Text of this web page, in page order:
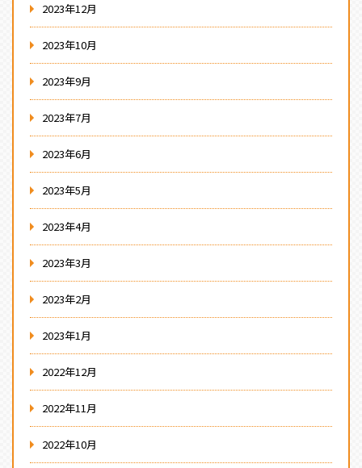
2023年12月
2023年10月
2023年9月
2023年7月
2023年6月
2023年5月
2023年4月
2023年3月
2023年2月
2023年1月
2022年12月
2022年11月
2022年10月